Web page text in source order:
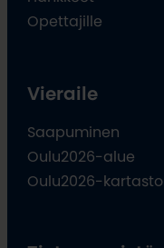
Opettajille
Vieraile
Saapuminen
Oulu2026-alue
Oulu2026-kartasto